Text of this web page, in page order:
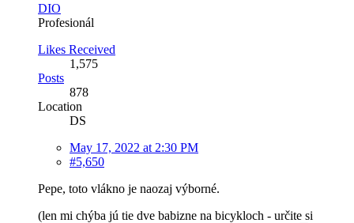
DIO
Profesionál
Likes Received
1,575
Posts
878
Location
DS
May 17, 2022 at 2:30 PM
#5,650
Pepe, toto vlákno je naozaj výborné.
(len mi chýba jú tie dve babizne na bicykloch - určite si